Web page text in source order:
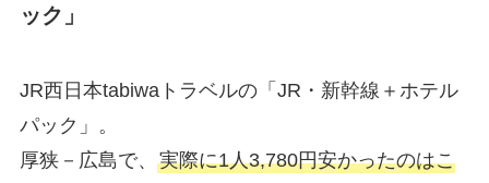
ック」
JR西日本tabiwaトラベルの「JR・新幹線＋ホテル
パック」。
厚狭－広島で、 実際に1人3,780円安かったのはこ